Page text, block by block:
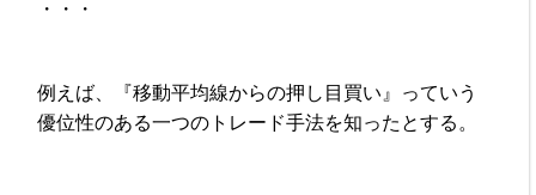
・・・
例えば、『移動平均線からの押し目買い』っていう
優位性のある一つのトレード手法を知ったとする。